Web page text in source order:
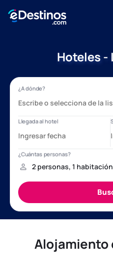
Hoteles -
Alojamiento